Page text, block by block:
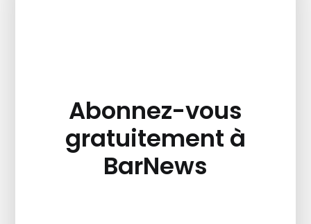
Abonnez-vous
gratuitement à
BarNews